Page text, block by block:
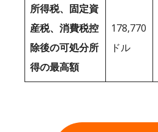
所得税、固定資
産税、消費税控
除後の可処分所
得の最高額
178,770
ドル